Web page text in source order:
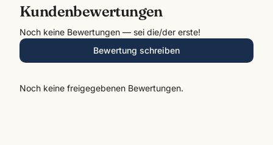
Kundenbewertungen
Noch keine Bewertungen — sei die/der erste!
Bewertung schreiben
Noch keine freigegebenen Bewertungen.